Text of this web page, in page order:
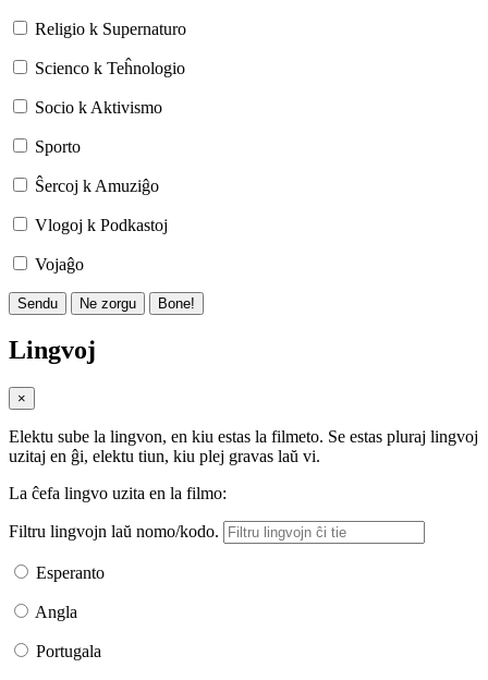
Religio k Supernaturo
Scienco k Teĥnologio
Socio k Aktivismo
Sporto
Ŝercoj k Amuziĝo
Vlogoj k Podkastoj
Vojaĝo
Sendu Ne zorgu Bone!
Lingvoj
×
Elektu sube la lingvon, en kiu estas la filmeto. Se estas pluraj lingvoj
uzitaj en ĝi, elektu tiun, kiu plej gravas laŭ vi.
La ĉefa lingvo uzita en la filmo:
Filtru lingvojn laŭ nomo/kodo.
Esperanto
Angla
Portugala